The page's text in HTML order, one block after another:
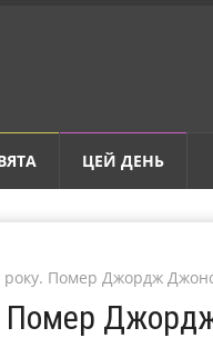
ЦЕЙ ДЕНЬ
року. Помер Джордж
Помер